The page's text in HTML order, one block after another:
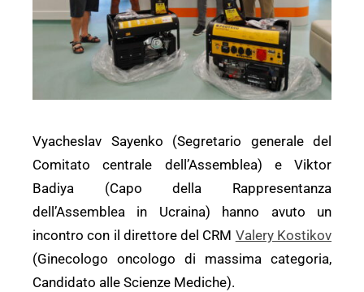
Vyacheslav Sayenko (Segretario generale del
Comitato centrale dell’Assemblea) e Viktor
Badiya (Capo della Rappresentanza
dell’Assemblea in Ucraina) hanno avuto un
incontro con il direttore del CRM Valery Kostikov
(Ginecologo oncologo di massima categoria,
Candidato alle Scienze Mediche).